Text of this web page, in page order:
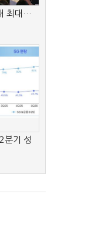
최대…
분기 성